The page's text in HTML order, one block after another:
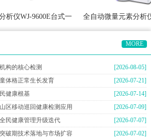
WJ-9600E台式一
全自动微量元素分析仪
MORE
[2026-08-05]
构的核心检测
[2026-07-21]
体格正常生长发育
[2026-07-14]
健康根基
[2026-07-09]
区移动巡回健康检测应用
[2026-07-07]
民健康管理升级迭代
[2026-07-02]
破期技术落地与市场扩容